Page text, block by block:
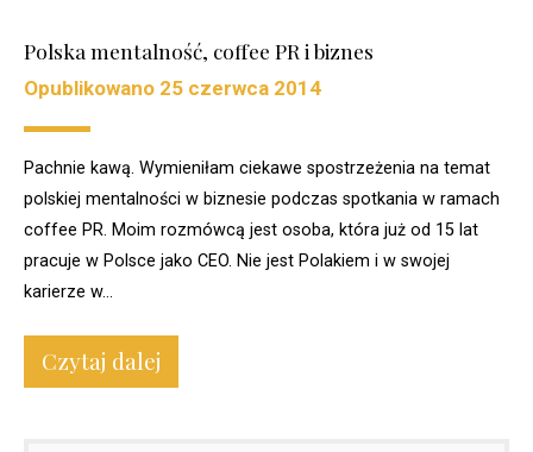
Polska mentalność, coffee PR i biznes
Opublikowano 25 czerwca 2014
Pachnie kawą. Wymieniłam ciekawe spostrzeżenia na temat
polskiej mentalności w biznesie podczas spotkania w ramach
coffee PR. Moim rozmówcą jest osoba, która już od 15 lat
pracuje w Polsce jako CEO. Nie jest Polakiem i w swojej
karierze w...
Czytaj dalej